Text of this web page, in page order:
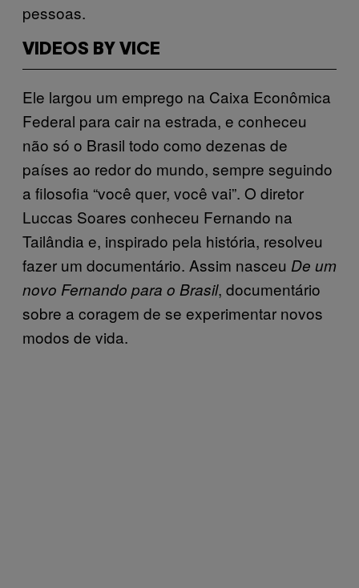
pessoas.
VIDEOS BY VICE
Ele largou um emprego na Caixa Econômica
Federal para cair na estrada, e conheceu
não só o Brasil todo como dezenas de
países ao redor do mundo, sempre seguindo
a filosofia “você quer, você vai”. O diretor
Luccas Soares conheceu Fernando na
Tailândia e, inspirado pela história, resolveu
fazer um documentário. Assim nasceu De um
novo Fernando para o Brasil, documentário
sobre a coragem de se experimentar novos
modos de vida.